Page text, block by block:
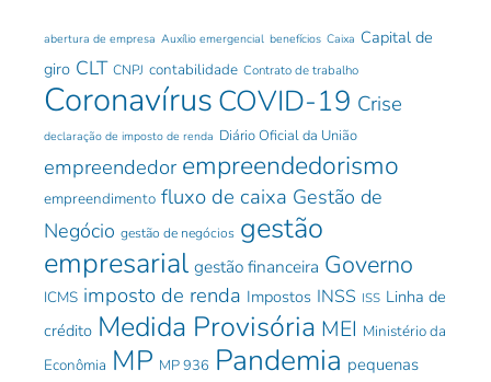
abertura de empresa Auxílio emergencial benefícios Caixa Capital de
giro CLT CNPJ contabilidade Contrato de trabalho
Coronavírus COVID-19 Crise
declaração de imposto de renda Diário Oficial da União
empreendedor empreendedorismo
empreendimento fluxo de caixa Gestão de
Negócio gestão de negócios gestão
empresarial gestão financeira Governo
ICMS imposto de renda Impostos INSS ISS Linha de
crédito Medida Provisória MEI Ministério da
Econômia MP MP 936 Pandemia pequenas